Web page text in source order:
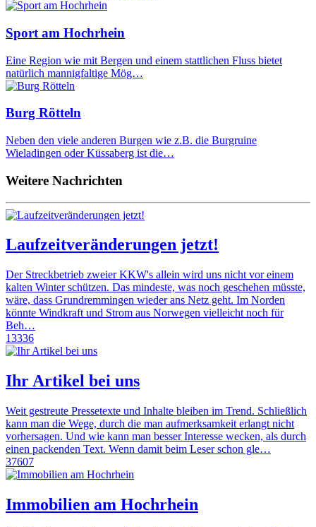
Sport am Hochrhein
Eine Region wie mit Bergen und einem stattlichen Fluss bietet
natürlich mannigfaltige Mög…
Burg Rötteln
Neben den viele anderen Burgen wie z.B. die Burgruine
Wieladingen oder Küssaberg ist die…
Weitere Nachrichten
Laufzeitveränderungen jetzt!
Der Streckbetrieb zweier KKW's allein wird uns nicht vor einem
kalten Winter schützen. Das mindeste, was noch geschehen müsste,
wäre, dass Grundremmingen wieder ans Netz geht. Im Norden
könnte Windkraft und Strom aus Norwegen vielleicht noch für
Beh…
13336
Ihr Artikel bei uns
Weit gestreute Pressetexte und Inhalte bleiben im Trend. Schließlich
kann man die Wege, durch die man aufmerksamkeit erlangt nicht
vorhersagen. Und wie kann man besser Interesse wecken, als durch
einen packenden Text. Wenn damit beim Leser schon gle…
37607
Immobilien am Hochrhein